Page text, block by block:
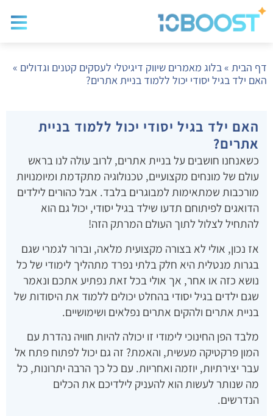
דף הבית »בלוג מאמרים שיווק דיגיטלי לעסקים קטנים וגדולים »
האם ילד בגיל יסודי יכול ללמוד בניית אתרים?
האם ילד בגיל יסודי יכול ללמוד בניית
אתרים?
כשאנחנו חושבים על בניית אתרים, לרוב עולה לנו בראש
עולם של מונחים מקצועיים, טכנולוגיה מתקדמת ומיומנויות
מורכבות שמתאימות למבוגרים בלבד. אבל כהורים לילדים
הדואגים לפיתוחם תדעו שילד בגיל יסודי, יכול גם הוא
להתחיל לצלול לתוך העולם המרתק הזה!
אז נכון, אולי לא בצורה מקצועית מלאה, וברור לגמרי שגם
בגרות מנטלית היא חלק בלתי נפרד מתהליך לימודי של כל
נושא כזה או אחר, אך אולי בכל זאת נפתיע אתכם ונאמר
שגם ילדים בגיל יסודי בהחלט יכולים ללמוד את היסודות של
בניית אתרים ולהקים אתרים נפלאים ושימושיים.
מלבד הפן החינוכי לימודי זו יכולה להיות חוויה נהדרת עם
המון פרקטיקה מעשית, והאמת? זה גם יכול לפתוח פתח אל
עבר יצירתיות, יוזמה ואחריות. עם כל כך הרבה יתרונות, כל
מה שנותר לעשות הוא להעניק לילדיכם את הכלים
הנדרשים.